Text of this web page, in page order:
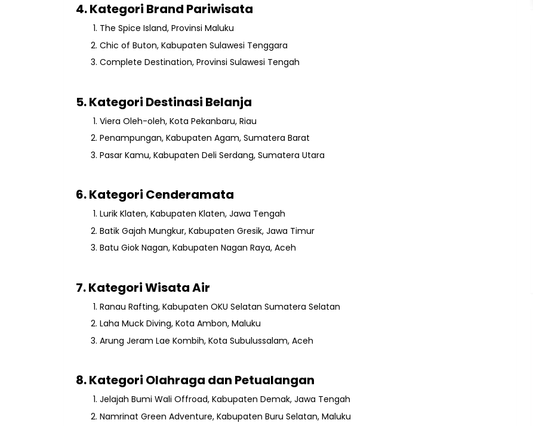
4. Kategori Brand Pariwisata
The Spice Island, Provinsi Maluku
Chic of Buton, Kabupaten Sulawesi Tenggara
Complete Destination, Provinsi Sulawesi Tengah
5. Kategori Destinasi Belanja
Viera Oleh-oleh, Kota Pekanbaru, Riau
Penampungan, Kabupaten Agam, Sumatera Barat
Pasar Kamu, Kabupaten Deli Serdang, Sumatera Utara
6. Kategori Cenderamata
Lurik Klaten, Kabupaten Klaten, Jawa Tengah
Batik Gajah Mungkur, Kabupaten Gresik, Jawa Timur
Batu Giok Nagan, Kabupaten Nagan Raya, Aceh
7. Kategori Wisata Air
Ranau Rafting, Kabupaten OKU Selatan Sumatera Selatan
Laha Muck Diving, Kota Ambon, Maluku
Arung Jeram Lae Kombih, Kota Subulussalam, Aceh
8. Kategori Olahraga dan Petualangan
Jelajah Bumi Wali Offroad, Kabupaten Demak, Jawa Tengah
Namrinat Green Adventure, Kabupaten Buru Selatan, Maluku